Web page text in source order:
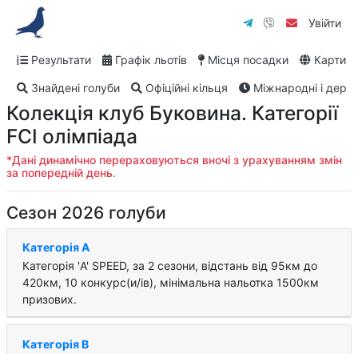
Увійти
Результати Графік льотів Місця посадки Карти
Знайдені голуби Офіційні кільця Міжнародні і
Колекція клуб Буковина. Категорії
FCI олімпіада
*Дані динамічно перераховуються вночі з урахуванням змін
за попередній день.
Сезон 2026 голуби
Категорія A
Категорія 'A' SPEED, за 2 cезони, відстань від 95км до
420км, 10 конкурс(и/ів), мінімальна нальотка 1500км
призових.
Категорія B